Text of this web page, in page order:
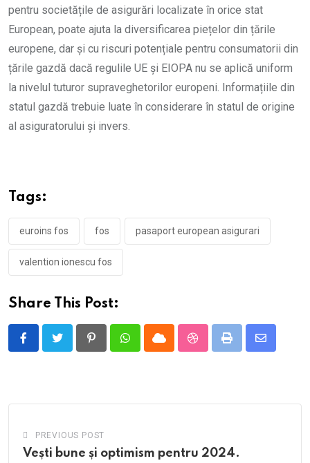
pentru societățile de asigurări localizate în orice stat
European, poate ajuta la diversificarea piețelor din țările
europene, dar și cu riscuri potențiale pentru consumatorii din
țările gazdă dacă regulile UE și EIOPA nu se aplică uniform
la nivelul tuturor supraveghetorilor europeni. Informațiile din
statul gazdă trebuie luate în considerare în statul de origine
al asiguratorului și invers.
Tags:
euroins fos fos pasaport european asigurari
valention ionescu fos
Share This Post:
PinterestWhatsappCloud StumbleUpon
Print
Share
PREVIOUS POST
Vești bune și optimism pentru 2024.